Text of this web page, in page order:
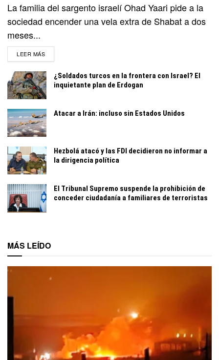
La familia del sargento israelí Ohad Yaari pide a la
sociedad encender una vela extra de Shabat a dos
meses...
LEER MÁSDETAILS
¿Soldados turcos en la frontera con Israel? El
inquietante plan de Erdogan
Atacar a Irán: incluso sin Estados Unidos
Hezbolá atacó y las FDI decidieron no informar a
la dirigencia política
El Tribunal Supremo suspende la prohibición de
conceder ciudadanía a familiares de terroristas
MÁS LEÍDO